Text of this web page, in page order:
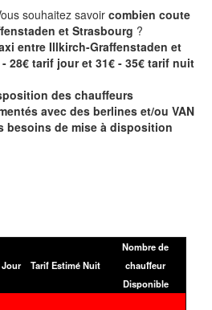
souhaitez savoir combien coute
et Strasbourg ?
entre Illkirch-Graffenstaden et
28€ tarif jour et 31€ - 35€ tarif nuit
des chauffeurs
avec des berlines et/ou VAN
besoins de mise à disposition
Tarif Estimé Nuit
Nombre de
chauffeur
Disponible